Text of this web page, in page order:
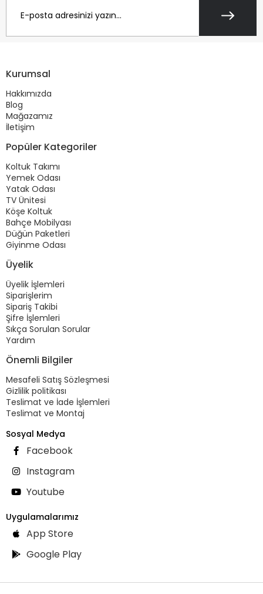
Kurumsal
Hakkımızda
Blog
Mağazamız
İletişim
Popüler Kategoriler
Koltuk Takımı
Yemek Odası
Yatak Odası
TV Ünitesi
Köşe Koltuk
Bahçe Mobilyası
Düğün Paketleri
Giyinme Odası
Üyelik
Üyelik İşlemleri
Siparişlerim
Sipariş Takibi
Şifre İşlemleri
Sıkça Sorulan Sorular
Yardım
Önemli Bilgiler
Mesafeli Satış Sözleşmesi
Gizlilik politikası
Teslimat ve İade İşlemleri
Teslimat ve Montaj
Sosyal Medya
Facebook
Instagram
Youtube
Uygulamalarımız
App Store
Google Play